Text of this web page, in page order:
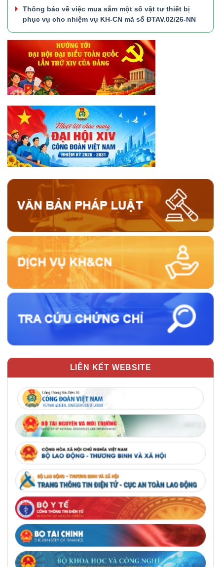
Thông báo về việc mua sắm một số vật tư thiết bị
phục vụ cho nhiệm vụ KH-CN mã số ĐTAV.02/26-NN
LIÊN KẾT WEBSITE